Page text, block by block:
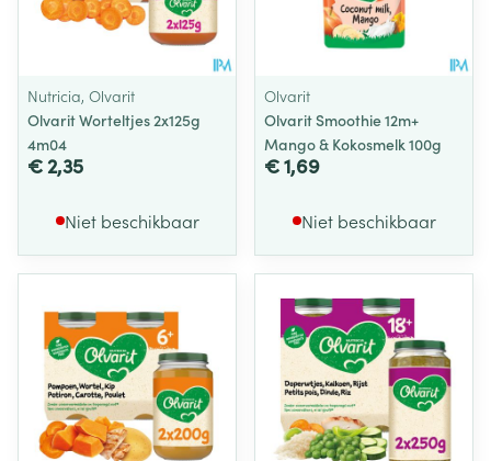
Nutricia, Olvarit
Olvarit Worteltjes 2x125g
4m04
€ 2,35
Niet beschikbaar
Olvarit
Olvarit Smoothie 12m+
Mango & Kokosmelk 100g
€ 1,69
Niet beschikbaar